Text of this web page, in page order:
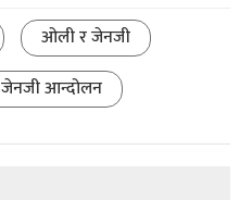
ओली र जेनजी
जेनजी आन्दोलन